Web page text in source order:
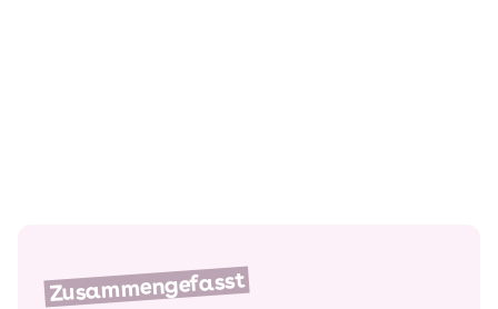
Zusammengefasst